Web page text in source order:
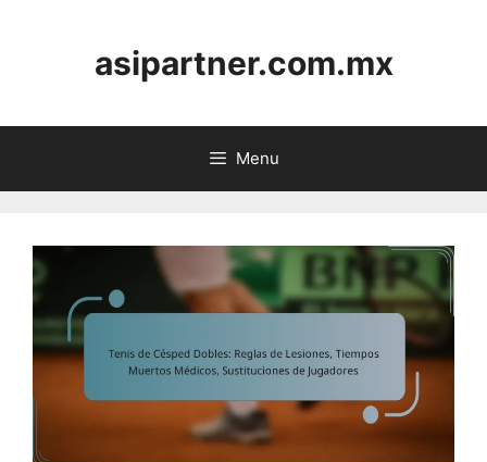
asipartner.com.mx
Menu